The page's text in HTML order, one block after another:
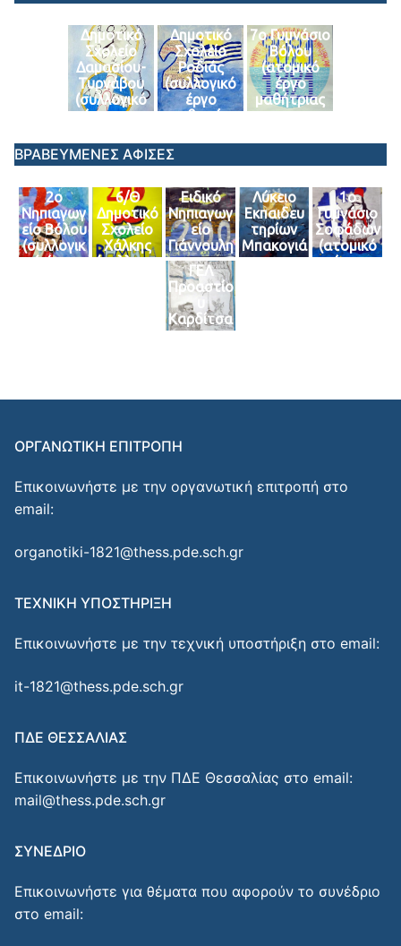
Δημοτικό
Σχολείο
Δαμασίου-
Τυρνάβου
(συλλογικό
έργο της
Δημοτικό
Σχολείο
Ροδιάς
(συλλογικό
έργο
μαθητών
Δ’-ΣΤ’)
7ο Γυμνάσιο
Βόλου
(ατομικό
έργο
μαθήτριας
του
Γ3)
ΒΡΑΒΕΥΜΕΝΕΣ ΑΦΙΣΕΣ
2ο
Νηπιαγωγ
είο Βόλου
(συλλογικ
ό έργο
6/Θ
Δημοτικό
Σχολείο
Χάλκης
(συλλογικ
Ειδικό
Νηπιαγωγ
είο
Γιάννουλη
ς
(συλλογικ
ό έργο)
Λύκειο
Εκπαιδευ
τηρίων
Μπακογιά
ννη
1ο
Γυμνάσιο
Σοφάδων
(ατομικό
έργο
ΓΕΛ
Προαστίο
Καρδίτσα
ς
της Α’
ΟΡΓΑΝΩΤΙΚΗ ΕΠΙΤΡΟΠΗ
Επικοινωνήστε με την οργανωτική επιτροπή στο
email:
organotiki-1821@thess.pde.sch.gr
ΤΕΧΝΙΚΗ ΥΠΟΣΤΗΡΙΞΗ
Επικοινωνήστε με την τεχνική υποστήριξη στο email:
it-1821@thess.pde.sch.gr
ΠΔΕ ΘΕΣΣΑΛΙΑΣ
Επικοινωνήστε με την ΠΔΕ Θεσσαλίας στο email:
mail@thess.pde.sch.gr
ΣΥΝΕΔΡΙΟ
Επικοινωνήστε για θέματα που αφορούν το συνέδριο
στο email: